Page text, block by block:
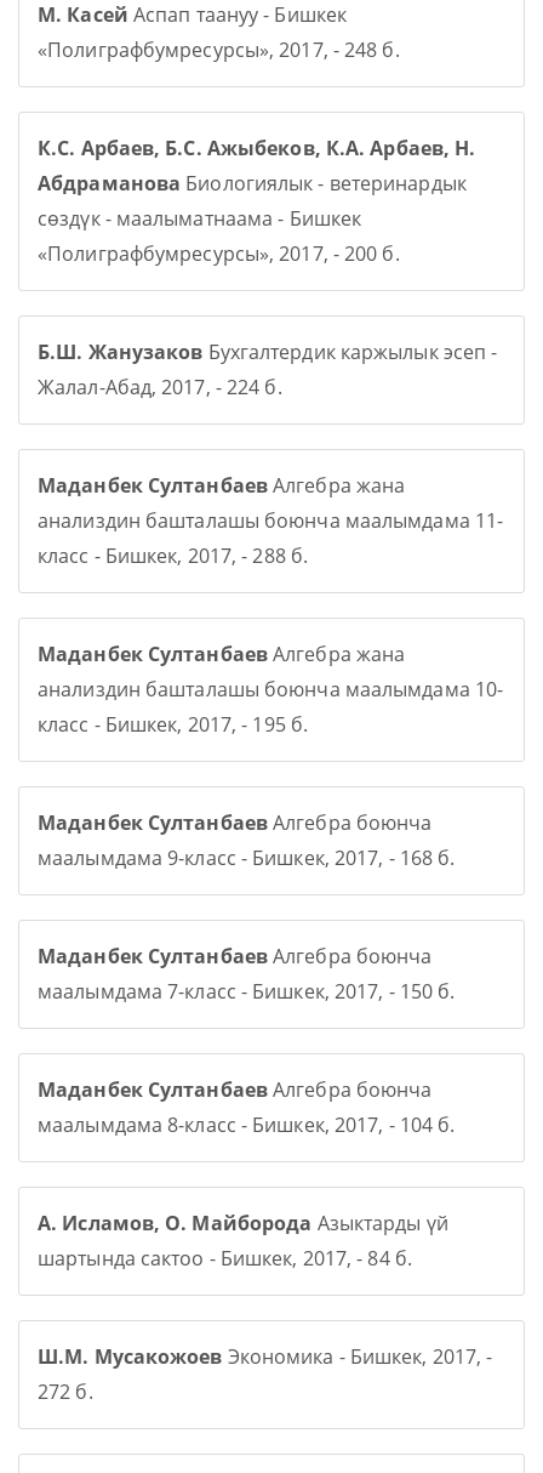
М. Касей Аспап таануу - Бишкек
«Полиграфбумресурсы», 2017, - 248 б.
К.С. Арбаев, Б.С. Ажыбеков, К.А. Арбаев, Н.
Абдраманова Биологиялык - ветеринардык
сөздүк - маалыматнаама - Бишкек
«Полиграфбумресурсы», 2017, - 200 б.
Б.Ш. Жанузаков Бухгалтердик каржылык эсеп -
Жалал-Абад, 2017, - 224 б.
Маданбек СултанбаевАлгебра жана
анализдин башталашы боюнча маалымдама 11-
класс - Бишкек, 2017, - 288 б.
Маданбек СултанбаевАлгебра жана
анализдин башталашы боюнча маалымдама 10-
класс - Бишкек, 2017, - 195 б.
Маданбек СултанбаевАлгебра боюнча
маалымдама 9-класс - Бишкек, 2017, - 168 б.
Маданбек СултанбаевАлгебра боюнча
маалымдама 7-класс - Бишкек, 2017, - 150 б.
Маданбек СултанбаевАлгебра боюнча
маалымдама 8-класс - Бишкек, 2017, - 104 б.
А. Исламов, О. Майборода Азыктарды үй
шартында сактоо - Бишкек, 2017, - 84 б.
Ш.М. Мусакожоев Экономика - Бишкек, 2017, -
272 б.